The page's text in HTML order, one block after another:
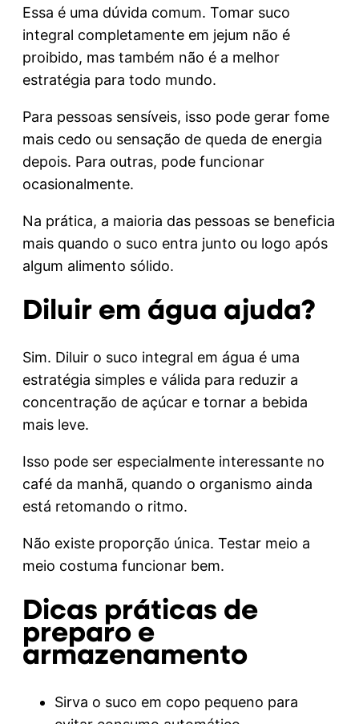
Essa é uma dúvida comum. Tomar suco
integral completamente em jejum não é
proibido, mas também não é a melhor
estratégia para todo mundo.
Para pessoas sensíveis, isso pode gerar fome
mais cedo ou sensação de queda de energia
depois. Para outras, pode funcionar
ocasionalmente.
Na prática, a maioria das pessoas se beneficia
mais quando o suco entra junto ou logo após
algum alimento sólido.
Diluir em água ajuda?
Sim. Diluir o suco integral em água é uma
estratégia simples e válida para reduzir a
concentração de açúcar e tornar a bebida
mais leve.
Isso pode ser especialmente interessante no
café da manhã, quando o organismo ainda
está retomando o ritmo.
Não existe proporção única. Testar meio a
meio costuma funcionar bem.
Dicas práticas de
preparo e
armazenamento
Sirva o suco em copo pequeno para